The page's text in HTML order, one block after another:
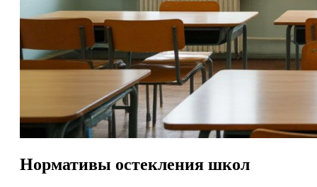
Нормативы остекления школ